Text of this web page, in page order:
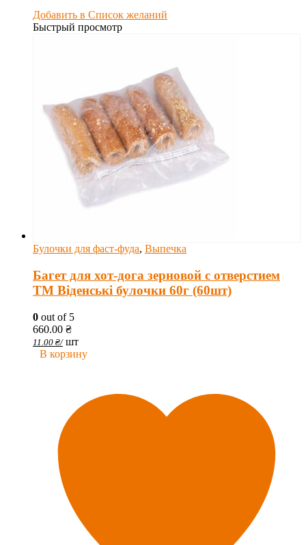
Добавить в Список желаний
Быстрый просмотр
Булочки для фаст-фуда, Выпечка
Багет для хот-дога зерновой с отверстием
ТМ Віденські булочки 60г (60шт)
0 out of 5
660.00 ₴
11.00 ₴/ шт
В корзину